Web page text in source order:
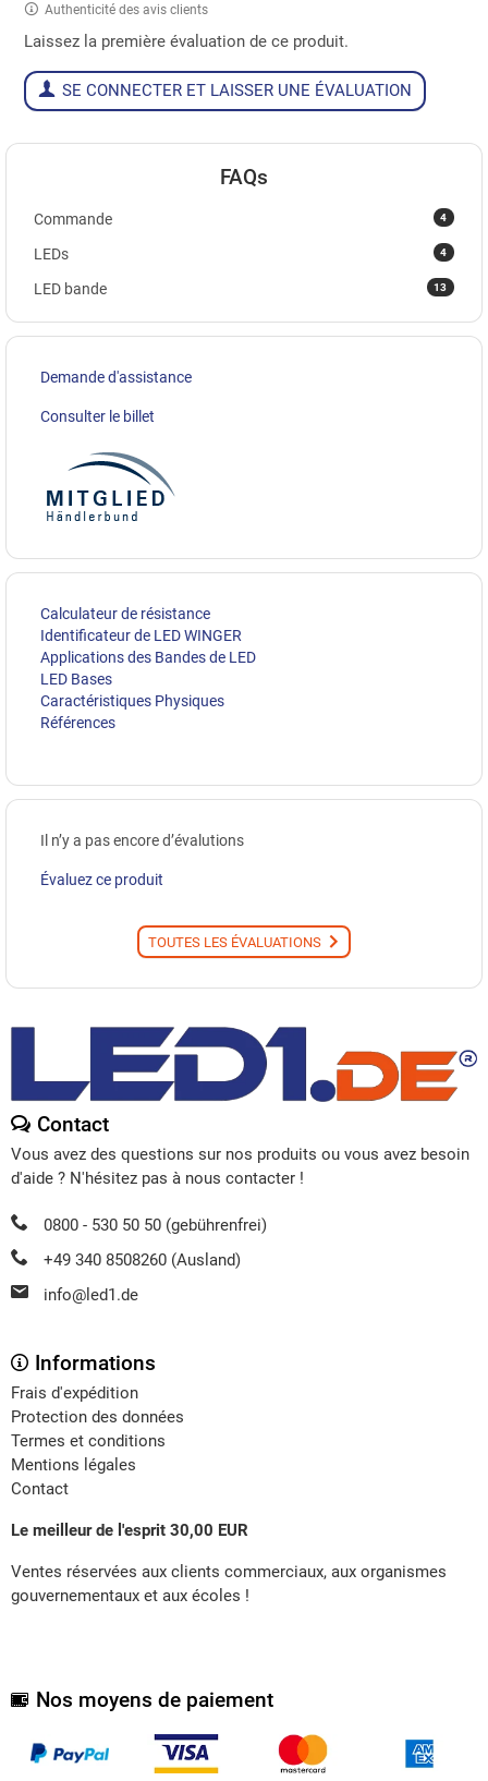
Authenticité des avis clients
Laissez la première évaluation de ce produit.
SE CONNECTER ET LAISSER UNE ÉVALUATION
FAQs
4
Commande
4
LEDs
13
LED bande
Demande d'assistance
Consulter le billet
Calculateur de résistance
Identificateur de LED WINGER
Applications des Bandes de LED
LED Bases
Caractéristiques Physiques
Références
Il n’y a pas encore d’évalutions
Évaluez ce produit
TOUTES LES ÉVALUATIONS
Contact
Vous avez des questions sur nos produits ou vous avez besoin
d'aide ? N'hésitez pas à nous contacter !
0800 - 530 50 50 (gebührenfrei)
+49 340 8508260 (Ausland)
info@led1.de
Informations
Frais d'expédition
Protection des données
Termes et conditions
Mentions légales
Contact
Le meilleur de l'esprit 30,00 EUR
Ventes réservées aux clients commerciaux, aux organismes
gouvernementaux et aux écoles !
Nos moyens de paiement